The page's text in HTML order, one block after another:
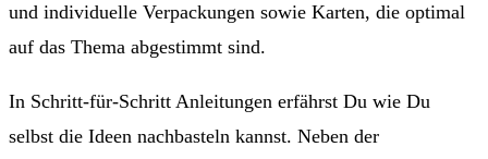
und individuelle Verpackungen sowie Karten, die optimal
auf das Thema abgestimmt sind.
In Schritt-für-Schritt Anleitungen erfährst Du wie Du
selbst die Ideen nachbasteln kannst. Neben der